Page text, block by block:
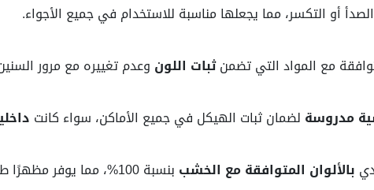
أو التكسر، مما يجعلها مناسبة للاستخدام في جميع الأجواء.
مع المواد التي تضمنثبات اللون وعدم تغييره مع مرور
مدروسة لضمان ثبات الهيكل في جميع الأماكن، سواء كانت
بالألوان المتوافقة مع الخشب بنسبة 100%، مما يوفر مظهرًا طبيعيًا وجماليًا للسواتر.